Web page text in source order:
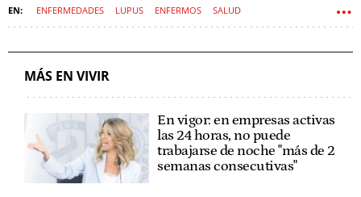
ENFERMEDADES LUPUS ENFERMOS SALUD
MÁS EN VIVIR
En vigor: en empresas activas
las 24 horas, no puede
trabajarse de noche "más de 2
semanas consecutivas"